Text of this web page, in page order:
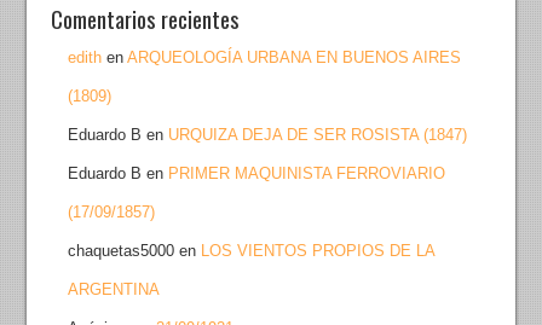
Comentarios recientes
edith enARQUEOLOGÍA URBANA EN BUENOS AIRES
(1809)
Eduardo B en URQUIZA DEJA DE SER ROSISTA (1847)
Eduardo B en PRIMER MAQUINISTA FERROVIARIO
(17/09/1857)
chaquetas5000 en LOS VIENTOS PROPIOS DE LA
ARGENTINA